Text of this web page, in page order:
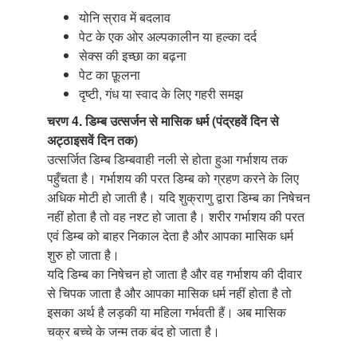
योनि स्राव में बदलाव
पेट के एक ओर अल्पकालीन या हल्का दर्द
सेक्स की इच्छा का बढ़ना
पेट का फ़ूलना
दृष्टी, गंध या स्वाद के लिए गहरी समझ
चरण 4. डिम्ब उत्सर्जन से मासिक धर्म (पंद्रहवें दिन से
अट्ठाइसवें दिन तक)
उत्सर्जित डिम्ब डिम्बवाही नली से होता हुआ गर्भाशय तक
पहुँचता है। गर्भाशय की परत डिम्ब को ग्रहण करने के लिए
अधिक मोटी हो जाती है। यदि शुक्राणु द्वारा डिम्ब का निषेचन
नहीं होता है तो वह नश्ट हो जाता है। शरीर गर्भाशय की परत
एवं डिम्ब को बाहर निकाल देता है और आपका मासिक धर्म
शुरु हो जाता है।
यदि डिम्ब का निषेचन हो जाता है और वह गर्भाशय की दीवार
से चिपक जाता है और आपका मासिक धर्म नहीं होता है तो
इसका अर्थ है लड़की या महिला गर्भवती हैं। अब मासिक
चक्र बच्चे के जन्म तक बंद हो जाता है।